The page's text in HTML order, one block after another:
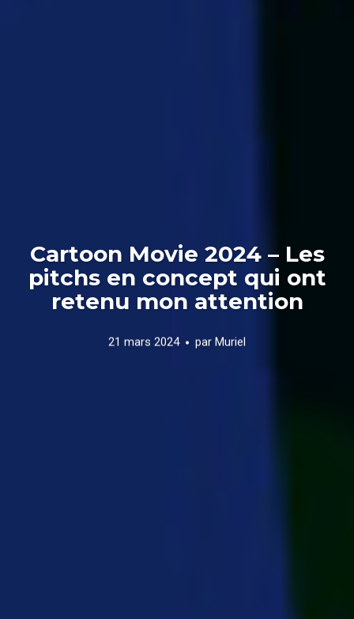
Cartoon Movie 2024 – Les
pitchs en concept qui ont
retenu mon attention
21 mars 2024 par Muriel